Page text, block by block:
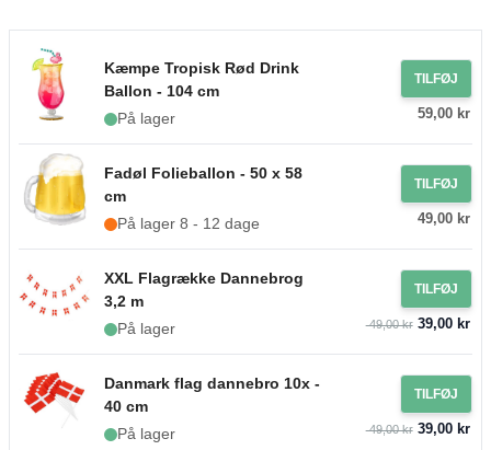
Kæmpe Tropisk Rød Drink
Ballon - 104 cm
På lager
TILFØJ
59,00 kr
Fadøl Folieballon - 50 x 58
cm
På lager 8 - 12 dage
TILFØJ
49,00 kr
XXL Flagrække Dannebrog
3,2 m
På lager
TILFØJ
49,00 kr39,00 kr
Danmark flag dannebro 10x -
40 cm
På lager
TILFØJ
49,00 kr39,00 kr